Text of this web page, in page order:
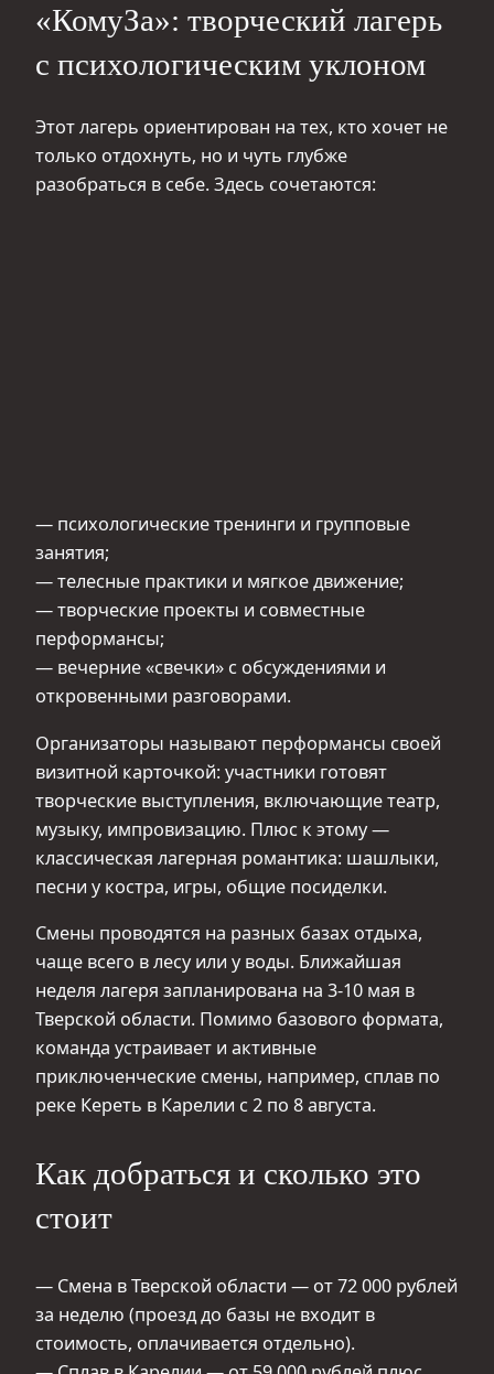
«КомуЗа»: творческий лагерь
с психологическим уклоном
Этот лагерь ориентирован на тех, кто хочет не
только отдохнуть, но и чуть глубже
разобраться в себе. Здесь сочетаются:
— психологические тренинги и групповые
занятия;
— телесные практики и мягкое движение;
— творческие проекты и совместные
перформансы;
— вечерние «свечки» с обсуждениями и
откровенными разговорами.
Организаторы называют перформансы своей
визитной карточкой: участники готовят
творческие выступления, включающие театр,
музыку, импровизацию. Плюс к этому —
классическая лагерная романтика: шашлыки,
песни у костра, игры, общие посиделки.
Смены проводятся на разных базах отдыха,
чаще всего в лесу или у воды. Ближайшая
неделя лагеря запланирована на 3-10 мая в
Тверской области. Помимо базового формата,
команда устраивает и активные
приключенческие смены, например, сплав по
реке Кереть в Карелии с 2 по 8 августа.
Как добраться и сколько это
стоит
— Смена в Тверской области — от 72 000 рублей
за неделю (проезд до базы не входит в
стоимость, оплачивается отдельно).